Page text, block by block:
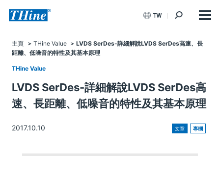
TW
主頁 THine Value
LVDS SerDes-詳細解說LVDS SerDes高速、長
距離、低噪音的特性及其基本原理
THine Value
LVDS SerDes-詳細解說LVDS SerDes高
速、長距離、低噪音的特性及其基本原理
2017.10.10 文章 專欄